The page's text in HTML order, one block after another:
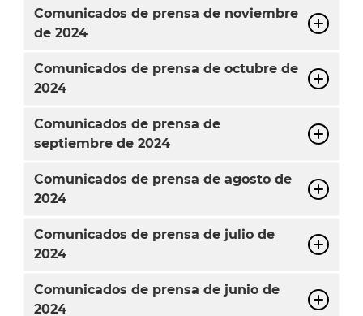
Comunicados de prensa de noviembre
de 2024
Comunicados de prensa de octubre de
2024
Comunicados de prensa de
septiembre de 2024
Comunicados de prensa de agosto de
2024
Comunicados de prensa de julio de
2024
Comunicados de prensa de junio de
2024